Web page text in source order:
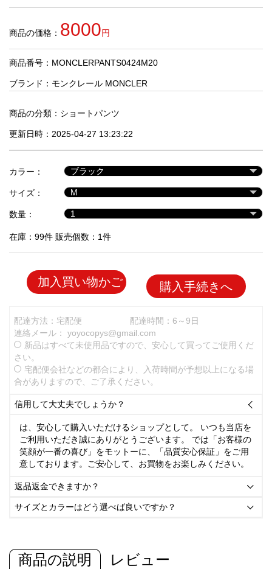
商
人
気
商
セ
ル
品
商品の価格： 8000円
商品番号：MONCLERPANTS0424M20
ブランド： モンクレール MONCLER
商品の分類： ショートパンツ
更新日時：2025-04-27 13:23:22
カラー：
サイズ：
数量：
在庫：99件 販売個数：1件
加入買い物かご 購入手続きへ
配達方法：宅配便
配達時間：6～9日
連絡メール： yoyocopys@gmail.com
新品はすべて未使用品ですので、安心して買ってご使用くだ
さい。
宅配便会社などの都合により、入荷時間が予想以上になる場
合がありますので、ご了承ください。
信用して大丈夫でしょうか？ 
は、安心して購入いただけるショップとして。 いつも当店を
ご利用いただき誠にありがとうございます。 では「お客様の
笑顔が一番の喜び」をモットーに、「品質安心保証」をご用
意しております。ご安心して、お買物をお楽しみください。
返品返金できますか？ 
サイズとカラーはどう選べば良いですか？ 
商品の説明 レビュー